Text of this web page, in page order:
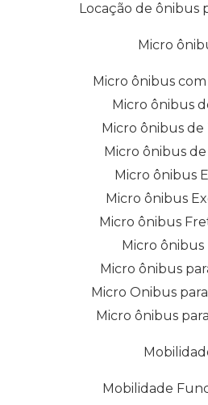
Locação de ônibus
Micro
Micro ônibus
Micro ônibus
Micro ônibus de
Micro ônibus
Micro ônibus
Micro ônibus
Micro ônibus
Micro ônibus
Micro ônibus
Micro Onibus
Micro ônibus
Mobilidade